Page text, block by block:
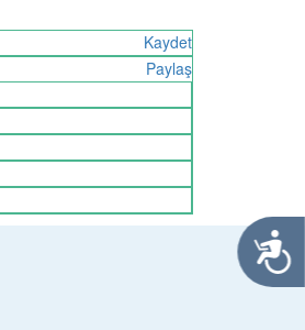
Kaydet
Paylaş